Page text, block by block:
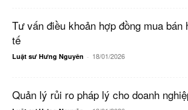
Tư vấn điều khoản hợp đồng mua bán
tế
Luật sư Hưng Nguyên - 18/01/2026
Quản lý rủi ro pháp lý cho doanh